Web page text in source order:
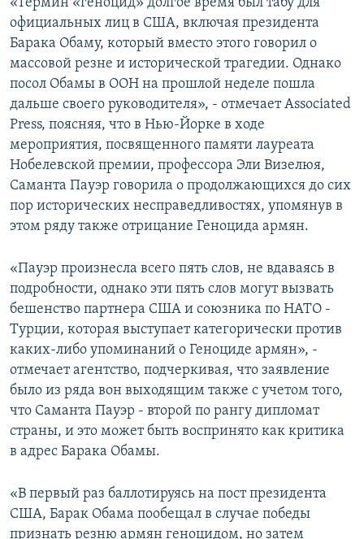
«Термин «геноцид» долгое время был табу для
официальных лиц в США, включая президента
Барака Обаму, который вместо этого говорил о
массовой резне и исторической трагедии. Однако
посол Обамы в ООН на прошлой неделе пошла
дальше своего руководителя», - отмечает Associated
Press, поясняя, что в Нью-Йорке в ходе
мероприятия, посвященного памяти лауреата
Нобелевской премии, профессора Эли Визелюя,
Саманта Пауэр говорила о продолжающихся до сих
пор исторических несправедливостях, упомянув в
этом ряду также отрицание Геноцида армян.
«Пауэр произнесла всего пять слов, не вдаваясь в
подробности, однако эти пять слов могут вызвать
бешенство партнера США и союзника по НАТО -
Турции, которая выступает категорически против
каких-либо упоминаний о Геноциде армян», -
отмечает агентство, подчеркивая, что заявление
было из ряда вон выходящим также с учетом того,
что Саманта Пауэр - второй по рангу дипломат
страны, и это может быть воспринято как критика
в адрес Барака Обамы.
«В первый раз баллотируясь на пост президента
США, Барак Обама пообещал в случае победы
признать резню армян геноцидом, но затем